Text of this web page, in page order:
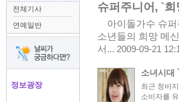
전체기사
연예일반
정보광장
슈퍼주니어, `
아이돌가수 슈퍼
소년들의 희망 메
서... 2009-09-21
소녀시대
최근 청바
소비자를